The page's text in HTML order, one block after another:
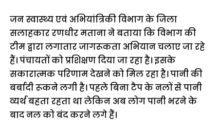
जन स्वास्थ्य एवं अभियांत्रिकी विभाग के जिला
सलाहकार रणधीर मताना ने बताया कि विभाग की
टीम द्वारा लगातार जागरूकता अभियान चलाए जा रहे
हैं। पंचायतों को प्रशिक्षण दिया जा रहा है। इसके
सकारात्मक परिणाम देखने को मिल रहा है। पानी की
बर्बादी रूकने लगी है। पहले बिना टैप के नलों से पानी
व्यर्थ बहता रहता था लेकिन अब लोग पानी भरने के
बाद नल को बंद करने लगे हैं।